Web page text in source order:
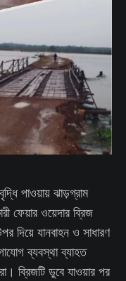
পাওয়ায় ঝাড়গ্রাম
ফেয়ার ওয়েদার ব্রিজ
দিয়ে যানবাহন ও সাধারণ
ব্যবস্থা ব্যাহত
ব্রিজটি ডুবে যাওয়ার পর